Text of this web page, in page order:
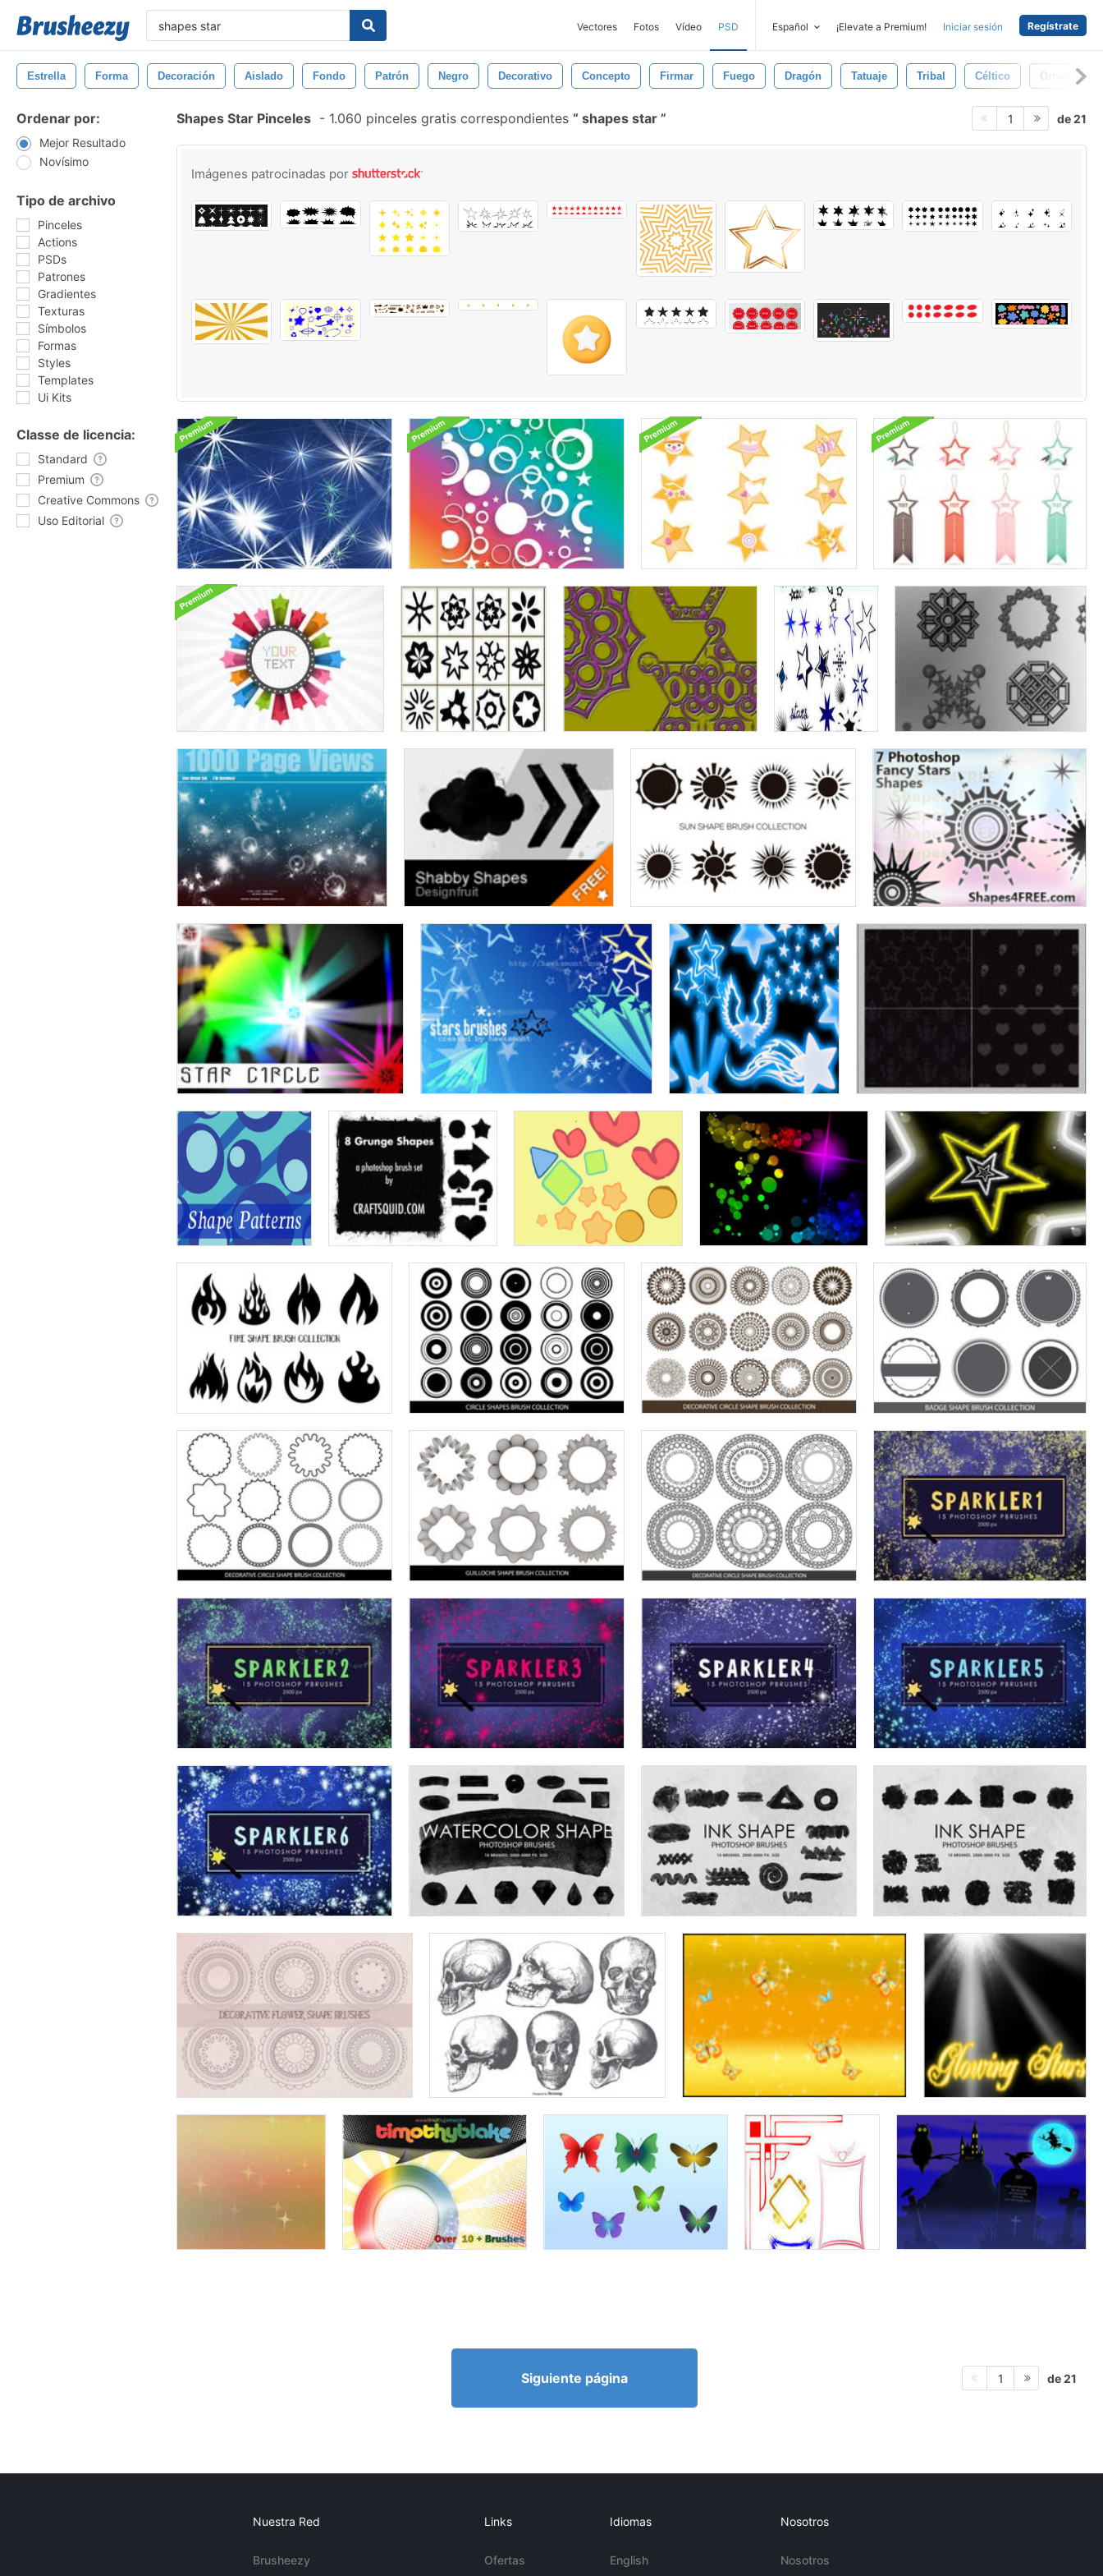
Vectores Fotos Vídeo PSD Español ¡Elevate a Premium! Iniciar sesión Regístrate
Estrella Forma Decoración Aislado Fondo Patrón Negro Decorativo Concepto Firmar Fuego Dragón Tatuaje Tribal Céltico Ornamental
Ordenar por:
Mejor Resultado
Novísimo
Tipo de archivo
Pinceles
Actions
PSDs
Patrones
Gradientes
Texturas
Símbolos
Formas
Styles
Templates
Ui Kits
Classe de licencia:
Standard
Premium
Creative Commons
Uso Editorial
Shapes Star Pinceles - 1.060 pinceles gratis correspondientes shapes star 1 de 21
Imágenes patrocinadas por
Siguiente página 1 de 21
Nuestra Red
Brusheezy
Links
Ofertas
Idiomas
English
Nosotros
Nosotros